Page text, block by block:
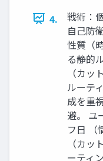
4.
戦術：
自己防
性質（
る静的
（カ
ルーテ
成を重
避。 ユ
フ日 （
（カ
ーティ